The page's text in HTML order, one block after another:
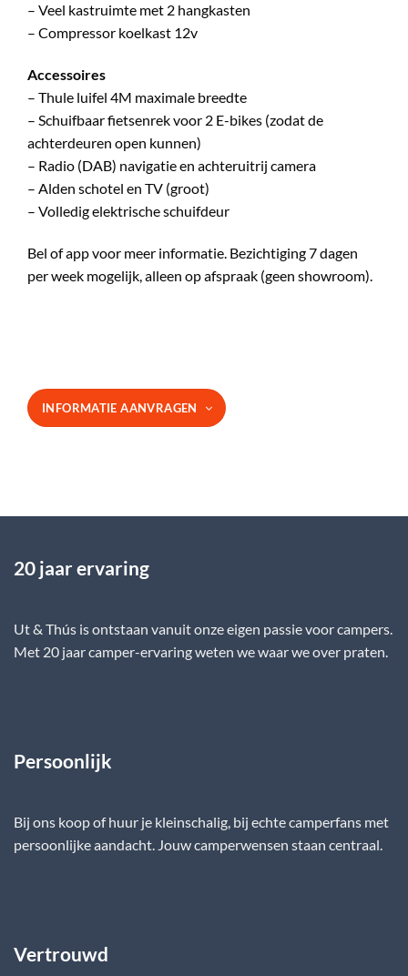
– Veel kastruimte met 2 hangkasten
– Compressor koelkast 12v
Accessoires
– Thule luifel 4M maximale breedte
– Schuifbaar fietsenrek voor 2 E-bikes (zodat de
achterdeuren open kunnen)
– Radio (DAB) navigatie en achteruitrij camera
– Alden schotel en TV (groot)
– Volledig elektrische schuifdeur
Bel of app voor meer informatie. Bezichtiging 7 dagen
per week mogelijk, alleen op afspraak (geen showroom).
INFORMATIE AANVRAGEN
20 jaar ervaring
Ut & Thús is ontstaan vanuit onze eigen passie voor campers.
Met 20 jaar camper-ervaring weten we waar we over praten.
Persoonlijk
Bij ons koop of huur je kleinschalig, bij echte camperfans met
persoonlijke aandacht. Jouw camperwensen staan centraal.
Vertrouwd